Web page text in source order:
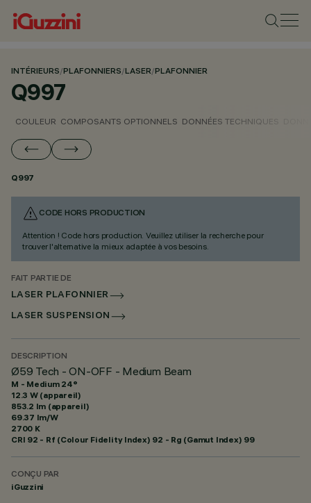
INTÉRIEURS/PLAFONNIERS/LASER/PLAFONNIER
Q997
COULEUR COMPOSANTS OPTIONNELS DONNÉES TECHNIQUES
Q997
CODE HORS PRODUCTION
Attention ! Code hors production. Veuillez utiliser la recherche pour
trouver l'alternative la mieux adaptée à vos besoins.
FAIT PARTIE DE
LASER PLAFONNIER
LASER SUSPENSION
DESCRIPTION
Ø59 Tech - ON-OFF - Medium Beam
M - Medium 24°
12.3 W (appareil)
853.2 lm (appareil)
69.37 lm/W
2700 K
CRI 92 - Rf (Colour Fidelity Index) 92 - Rg (Gamut Index) 99
CONÇU PAR
iGuzzini